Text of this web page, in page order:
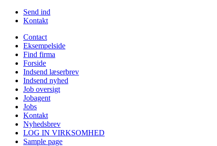
Send ind
Kontakt
Contact
Eksempelside
Find firma
Forside
Indsend læserbrev
Indsend nyhed
Job oversigt
Jobagent
Jobs
Kontakt
Nyhedsbrev
LOG IN VIRKSOMHED
Sample page